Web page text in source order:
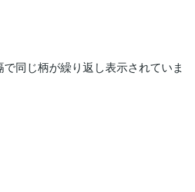
同じ柄が繰り返し表示されていま